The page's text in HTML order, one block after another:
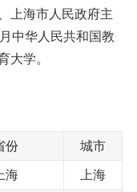
上海市人民政府主
中华人民共和国教
大学。
份
城市
海
上海